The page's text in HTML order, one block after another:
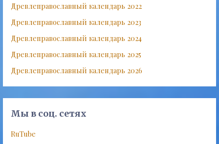
Древлеправославный календарь 2022
Древлеправославный календарь 2023
Древлеправославный календарь 2024
Древлеправославный календарь 2025
Древлеправославный календарь 2026
Мы в соц. сетях
RuTube